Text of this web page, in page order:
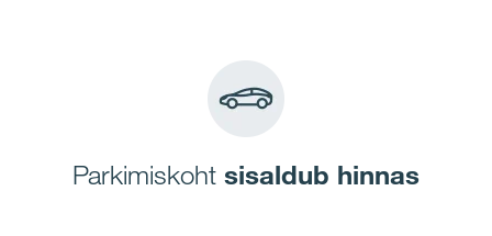
Parkimiskoht sisaldub hinnas